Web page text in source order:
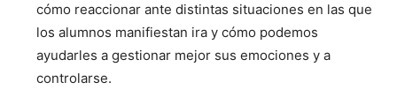
cómo reaccionar ante distintas situaciones en las que
los alumnos manifiestan ira y cómo podemos
ayudarles a gestionar mejor sus emociones y a
controlarse.